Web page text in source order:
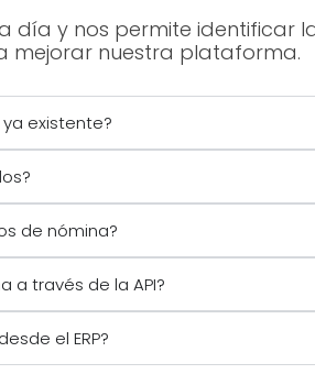
día y nos permite identificar
mejorar nuestra plataforma.
existente?
de nómina?
a través de la API?
el ERP?